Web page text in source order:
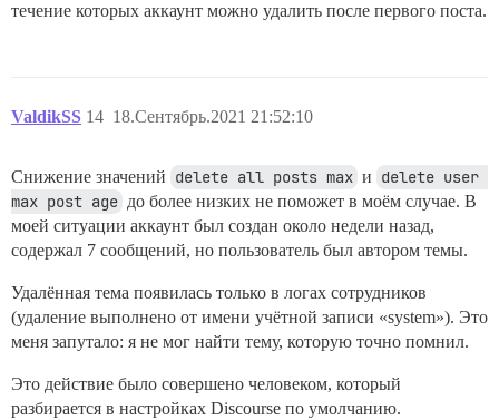
течение которых аккаунт можно удалить после первого поста.
ValdikSS 18.Сентябрь.2021 21:52:10
14
Снижение значений delete all posts max и delete user
max post age до более низких не поможет в моём случае. В
моей ситуации аккаунт был создан около недели назад,
содержал 7 сообщений, но пользователь был автором темы.
Удалённая тема появилась только в логах сотрудников
(удаление выполнено от имени учётной записи «system»). Это
меня запутало: я не мог найти тему, которую точно помнил.
Это действие было совершено человеком, который
разбирается в настройках Discourse по умолчанию.